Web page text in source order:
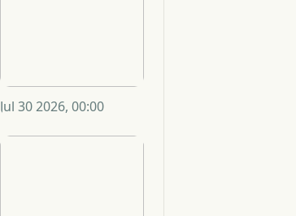
Jul 30 2026, 00:00